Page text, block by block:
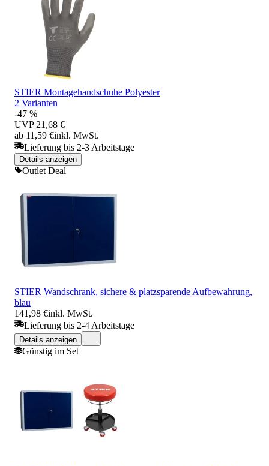
STIER Montagehandschuhe Polyester
2 Varianten
-47 %
UVP 21,68 €
ab 11,59 €inkl. MwSt.
Lieferung bis 2-3 Arbeitstage
Details anzeigen
Outlet Deal
STIER Wandschrank, sichere & platzsparende Aufbewahrung,
blau
141,98 €inkl. MwSt.
Lieferung bis 2-4 Arbeitstage
Details anzeigen
Günstig im Set